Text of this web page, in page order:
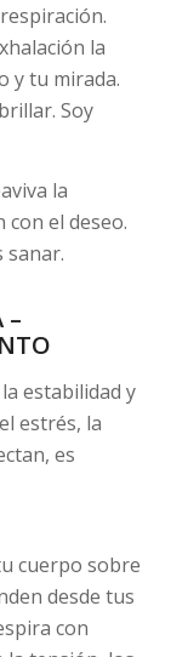
la
y tu mirada.
Soy
la
con el deseo.
sanar.
–
estabilidad y
estrés, la
es
cuerpo sobre
desde tus
con